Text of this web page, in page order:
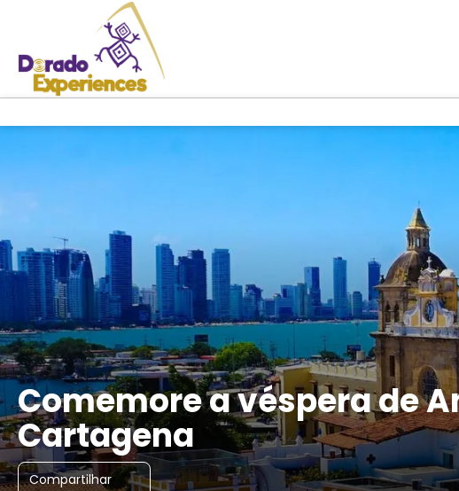
Comemore a véspera de
Cartagena
Compartilhar